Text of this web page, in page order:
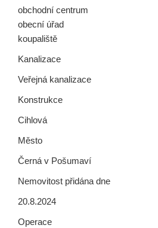
obchodní centrum
obecní úřad
koupaliště
Kanalizace
Veřejná kanalizace
Konstrukce
Cihlová
Město
Černá v Pošumaví
Nemovitost přidána dne
20.8.2024
Operace